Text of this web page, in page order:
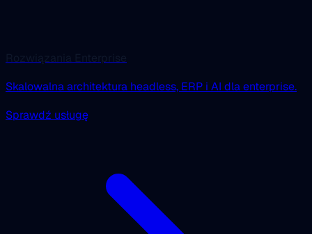
Skalowalna architektura headless, ERP i AI dla enterprise.
Sprawdź usługę